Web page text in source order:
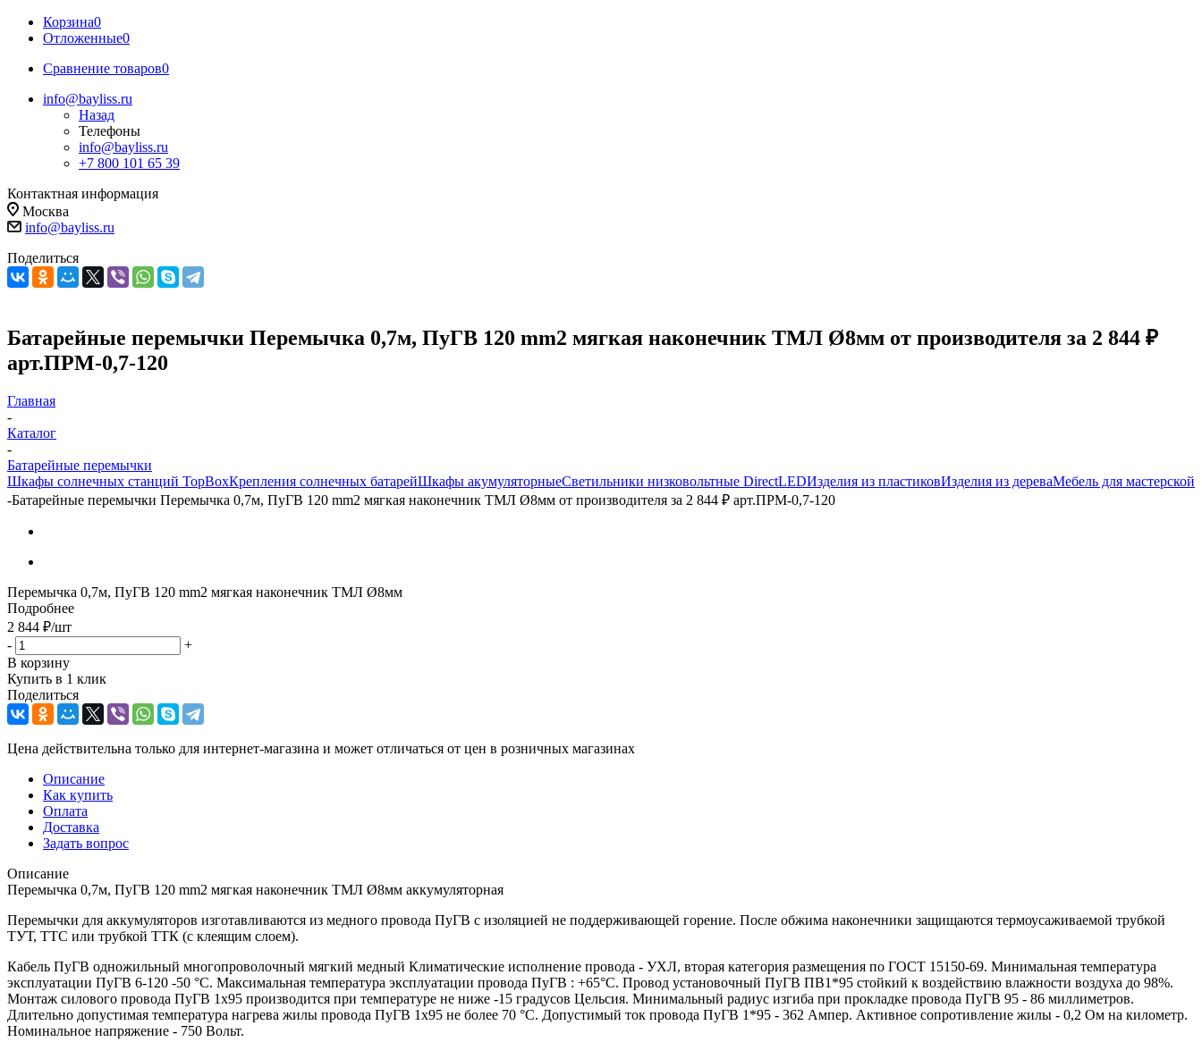
Корзина0
Отложенные0
Сравнение товаров0
info@bayliss.ru
Назад
Телефоны
info@bayliss.ru
+7 800 101 65 39
Контактная информация
Москва
info@bayliss.ru
Поделиться
Батарейные перемычки Перемычка 0,7м, ПуГВ 120 mm2 мягкая наконечник ТМЛ Ø8мм от производителя за 2 844 ₽
арт.ПРМ-0,7-120
Главная
-
Каталог
-
Батарейные перемычки
Шкафы солнечных станций TopBoxКрепления солнечных батарейШкафы акумуляторныеСветильники низковольтные DirectLEDИзделия из пластиковИзделия из дереваМебель для мастерской
-Батарейные перемычки Перемычка 0,7м, ПуГВ 120 mm2 мягкая наконечник ТМЛ Ø8мм от производителя за 2 844 ₽ арт.ПРМ-0,7-120
Перемычка 0,7м, ПуГВ 120 mm2 мягкая наконечник ТМЛ Ø8мм
Подробнее
2 844 ₽/шт
-
+
В корзину
Купить в 1 клик
Поделиться
Цена действительна только для интернет-магазина и может отличаться от цен в розничных магазинах
Описание
Как купить
Оплата
Доставка
Задать вопрос
Описание
Перемычка 0,7м, ПуГВ 120 mm2 мягкая наконечник ТМЛ Ø8мм аккумуляторная
Перемычки для аккумуляторов изготавливаются из медного провода ПуГВ с изоляцией не поддерживающей горение. После обжима наконечники защищаются термоусаживаемой трубкой
ТУТ, ТТС или трубкой ТТК (с клеящим слоем).
Кабель ПуГВ одножильный многопроволочный мягкий медный Климатические исполнение провода - УХЛ, вторая категория размещения по ГОСТ 15150-69. Минимальная температура
эксплуатации ПуГВ 6-120 -50 °С. Максимальная температура эксплуатации провода ПуГВ : +65°С. Провод установочный ПуГВ ПВ1*95 стойкий к воздействию влажности воздуха до 98%.
Монтаж силового провода ПуГВ 1х95 производится при температуре не ниже -15 градусов Цельсия. Минимальный радиус изгиба при прокладке провода ПуГВ 95 - 86 миллиметров.
Длительно допустимая температура нагрева жилы провода ПуГВ 1х95 не более 70 °С. Допустимый ток провода ПуГВ 1*95 - 362 Ампер. Активное сопротивление жилы - 0,2 Ом на километр.
Номинальное напряжение - 750 Вольт.